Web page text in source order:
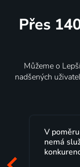
Přes
Můžeme o
nadšených
V
nemá